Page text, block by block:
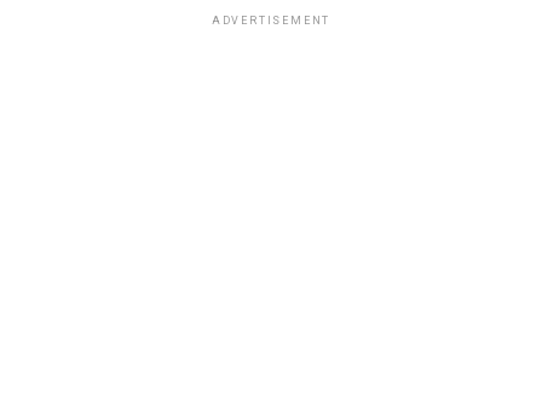
ADVERTISEMENT